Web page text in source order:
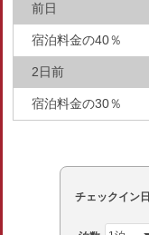
前日
宿泊料金の40％
2日前
宿泊料金の30％
チェックイン日